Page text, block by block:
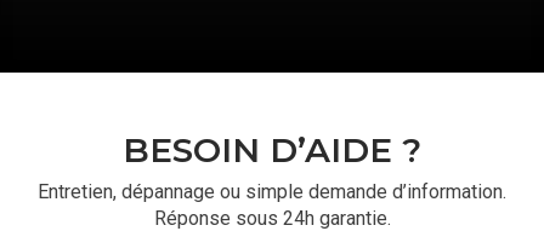
BESOIN D’AIDE ?
Entretien, dépannage ou simple demande d’information.
Réponse sous 24h garantie.